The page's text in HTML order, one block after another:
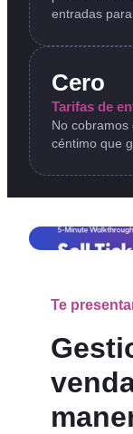
entradas
Cero
Tarifas de
No
céntimo que
Te